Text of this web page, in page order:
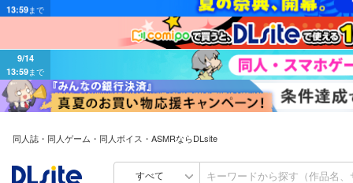
13:59まで
同人誌・同人ゲーム・同人ボイス・ASMRならDLsite
すべて